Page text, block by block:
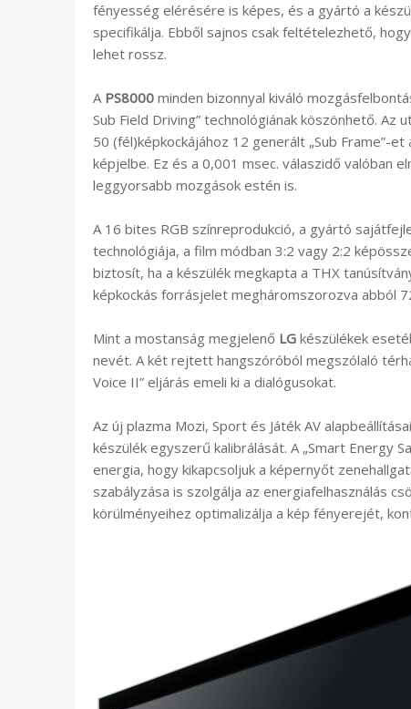
fényesség elérésére is képes, és a gyártó a
specifikálja. Ebből sajnos csak feltételezhető,
lehet rossz.
A PS8000 minden bizonnyal kiváló
Sub Field Driving” technológiának köszönhető.
50 (fél)képkockájához 12 generált „Sub
képjelbe. Ez és a 0,001 msec. válaszidő valóban
leggyorsabb mozgások estén is.
A 16 bites RGB színreprodukció, a gyártó
technológiája, a film módban 3:2 vagy 2:2
biztosít, ha a készülék megkapta a THX
képkockás forrásjelet megháromszorozva abból
Mint a mostanság megjelenő LG készülékek
nevét. A két rejtett hangszóróból megszólaló
Voice II” eljárás emeli ki a dialógusokat.
Az új plazma Mozi, Sport és Játék AV
készülék egyszerű kalibrálását. A „Smart Energy
energia, hogy kikapcsoljuk a képernyőt
szabályzása is szolgálja az energiafelhasználás
körülményeihez optimalizálja a kép fényerejét,